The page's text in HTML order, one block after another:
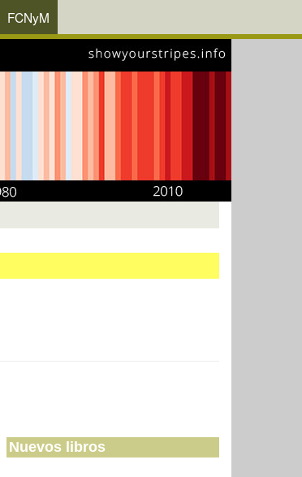
FCNyM
Nuevos libros